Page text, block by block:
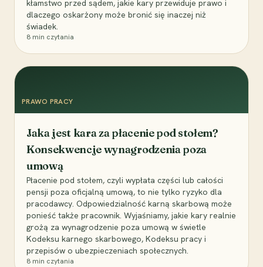
kłamstwo przed sądem, jakie kary przewiduje prawo i
dlaczego oskarżony może bronić się inaczej niż
świadek.
8 min czytania
PRAWO PRACY
Jaka jest kara za płacenie pod stołem?
Konsekwencje wynagrodzenia poza
umową
Płacenie pod stołem, czyli wypłata części lub całości
pensji poza oficjalną umową, to nie tylko ryzyko dla
pracodawcy. Odpowiedzialność karną skarbową może
ponieść także pracownik. Wyjaśniamy, jakie kary realnie
grożą za wynagrodzenie poza umową w świetle
Kodeksu karnego skarbowego, Kodeksu pracy i
przepisów o ubezpieczeniach społecznych.
8 min czytania